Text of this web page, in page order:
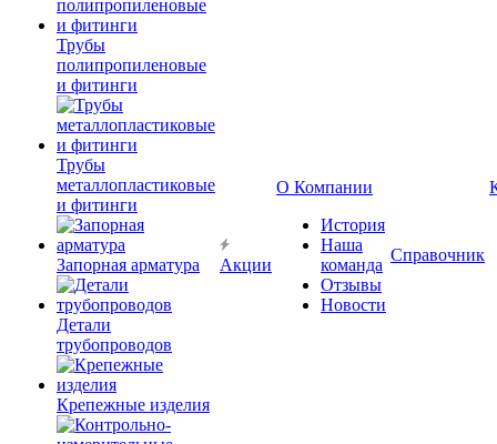
Трубы
полипропиленовые
и фитинги
Трубы
металлопластиковые
и фитинги
Запорная арматура
Детали
трубопроводов
Крепежные изделия
Акции
О Компании
История
Наша
команда
Отзывы
Новости
Справочник